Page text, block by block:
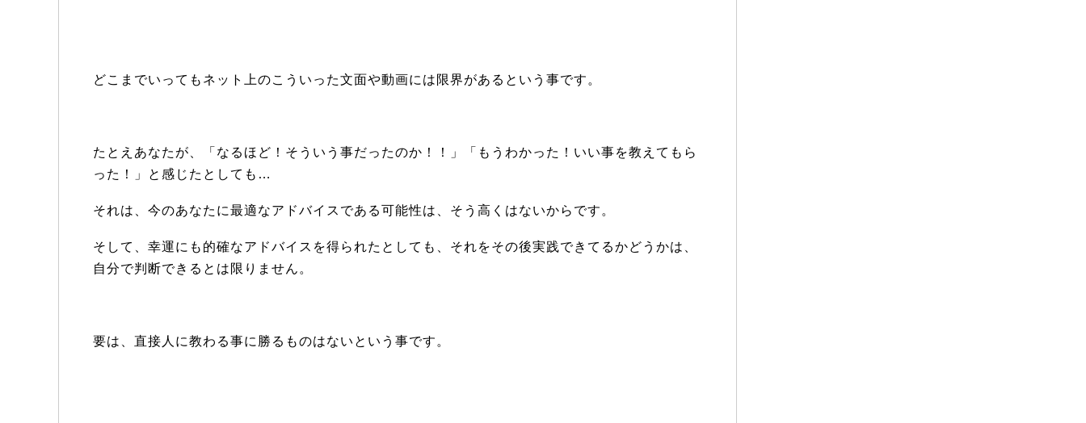
どこまでいってもネット上のこういった文面や動画には限界があるという事です。
たとえあなたが、「なるほど！そういう事だったのか！！」「もうわかった！いい事を教えてもら
った！」と感じたとしても…
それは、今のあなたに最適なアドバイスである可能性は、そう高くはないからです。
そして、幸運にも的確なアドバイスを得られたとしても、それをその後実践できてるかどうかは、
自分で判断できるとは限りません。
要は、直接人に教わる事に勝るものはないという事です。